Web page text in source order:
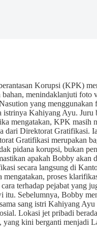
Korupsi (KPK)
bahan, menindaklanjuti foto
yang menggunakan
istrinya Kahiyang Ayu. Juru
mengatakan, KPK masih
dari Direktorat Gratifikasi.
Gratifikasi merupakan
pidana korupsi, bukan
apakah Bobby akan
secara langsung di
mengatakan, proses
terhadap pejabat yang
itu. Sebelumnya, Bobby
sang istri Kahiyang
Lokasi jet pribadi
yang kini berganti menjadi